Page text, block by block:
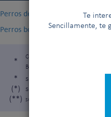
Te
Sencillamente, te
Perros de pastor
Perros boyeros (excepto perros
*
Certificat d'Aptitude au
Belleza »).
*
(*)
(**)
sometida a una prueba
sometida a una prueba
sometida a una prueba de trabajo